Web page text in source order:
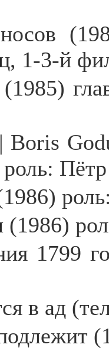
1-3-й
(1985)
Boris
(1986)
1799
в ад